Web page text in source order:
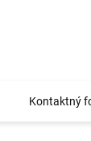
Kontaktný